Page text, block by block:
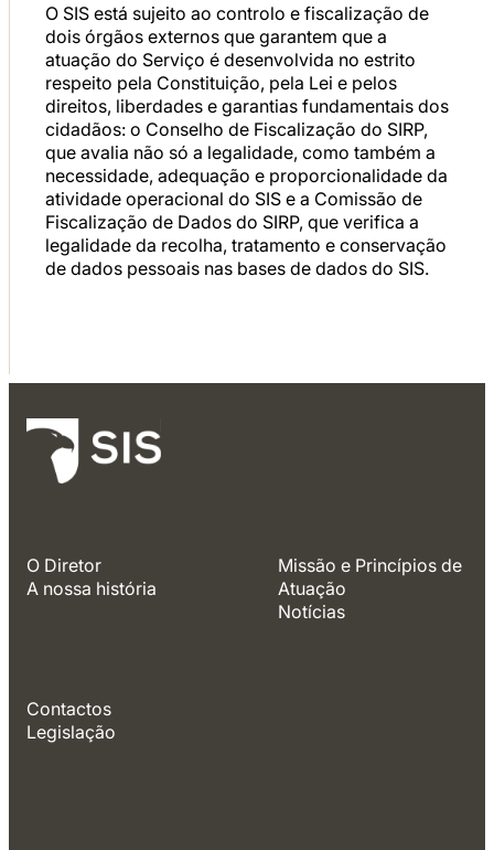
O SIS está sujeito ao controlo e fiscalização de
dois órgãos externos que garantem que a
atuação do Serviço é desenvolvida no estrito
respeito pela Constituição, pela Lei e pelos
direitos, liberdades e garantias fundamentais dos
cidadãos: o Conselho de Fiscalização do SIRP,
que avalia não só a legalidade, como também a
necessidade, adequação e proporcionalidade da
atividade operacional do SIS e a Comissão de
Fiscalização de Dados do SIRP, que verifica a
legalidade da recolha, tratamento e conservação
de dados pessoais nas bases de dados do SIS.
O Diretor
A nossa história
Missão e Princípios de
Atuação
Notícias
Contactos
Legislação